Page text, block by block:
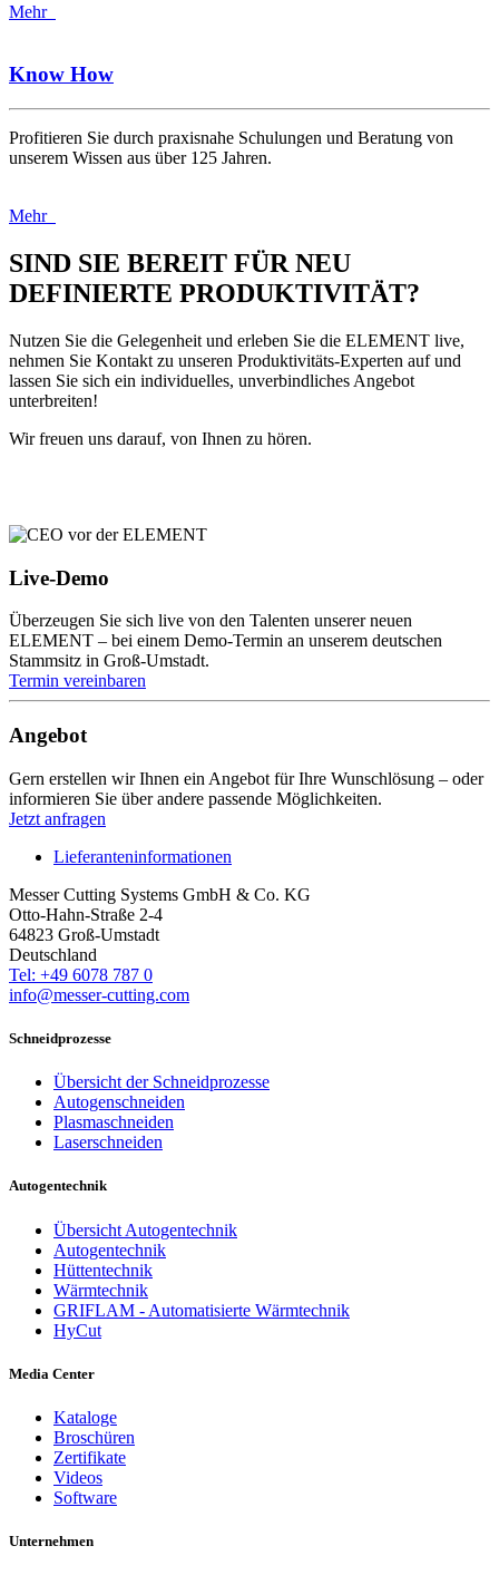
Mehr
Know How
Profitieren Sie durch praxisnahe Schulungen und Beratung von
unserem Wissen aus über 125 Jahren.
Mehr
SIND SIE BEREIT FÜR NEU
DEFINIERTE PRODUKTIVITÄT?
Nutzen Sie die Gelegenheit und erleben Sie die ELEMENT live,
nehmen Sie Kontakt zu unseren Produktivitäts-Experten auf und
lassen Sie sich ein individuelles, unverbindliches Angebot
unterbreiten!
Wir freuen uns darauf, von Ihnen zu hören.
Live-Demo
Überzeugen Sie sich live von den Talenten unserer neuen
ELEMENT – bei einem Demo-Termin an unserem deutschen
Stammsitz in Groß-Umstadt.
Termin vereinbaren
Angebot
Gern erstellen wir Ihnen ein Angebot für Ihre Wunschlösung – oder
informieren Sie über andere passende Möglichkeiten.
Jetzt anfragen
Lieferanteninformationen
Messer Cutting Systems GmbH & Co. KG
Otto-Hahn-Straße 2-4
64823 Groß-Umstadt
Deutschland
Tel: +49 6078 787 0
info@messer-cutting.com
Schneidprozesse
Übersicht der Schneidprozesse
Autogenschneiden
Plasmaschneiden
Laserschneiden
Autogentechnik
Übersicht Autogentechnik
Autogentechnik
Hüttentechnik
Wärmtechnik
GRIFLAM - Automatisierte Wärmtechnik
HyCut
Media Center
Kataloge
Broschüren
Zertifikate
Videos
Software
Unternehmen